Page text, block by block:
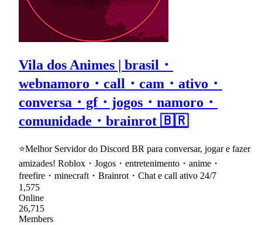
Vila dos Animes | brasil・
webnamoro・call・cam・ativo・
conversa・gf・jogos・namoro・
comunidade・brainrot 🇧🇷
⭐Melhor Servidor do Discord BR para conversar, jogar e fazer
amizades! Roblox・Jogos・entretenimento・anime・
freefire・minecraft・Brainrot・Chat e call ativo 24/7
1,575
Online
26,715
Members